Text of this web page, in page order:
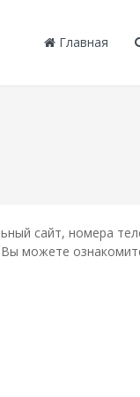
Главная
сайт, номера
можете